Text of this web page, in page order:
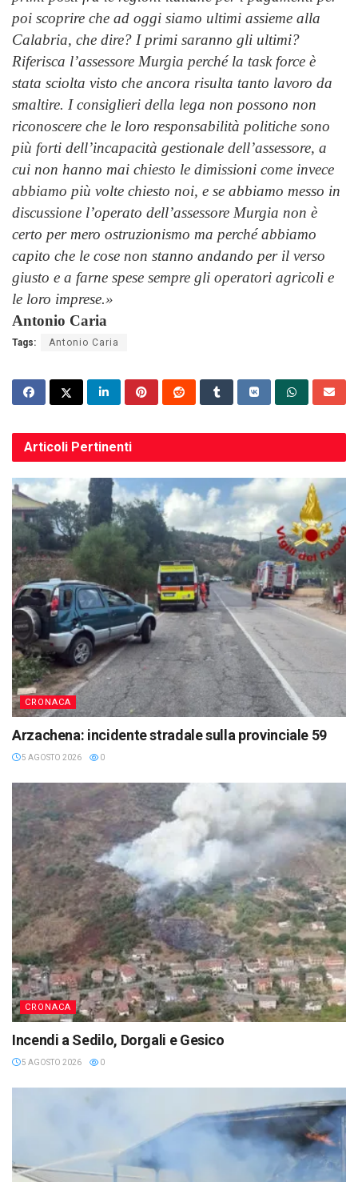
poi scoprire che ad oggi siamo ultimi assieme alla
Calabria, che dire? I primi saranno gli ultimi?
Riferisca l’assessore Murgia perché la task force è
stata sciolta visto che ancora risulta tanto lavoro da
smaltire. I consiglieri della lega non possono non
riconoscere che le loro responsabilità politiche sono
più forti dell’incapacità gestionale dell’assessore, a
cui non hanno mai chiesto le dimissioni come invece
abbiamo più volte chiesto noi, e se abbiamo messo in
discussione l’operato dell’assessore Murgia non è
certo per mero ostruzionismo ma perché abbiamo
capito che le cose non stanno andando per il verso
giusto e a farne spese sempre gli operatori agricoli e
le loro imprese.»
Antonio Caria
Tags: Antonio Caria
Articoli Pertinenti
CRONACA
Arzachena: incidente stradale sulla provinciale 59
5 AGOSTO 2026 0
CRONACA
Incendi a Sedilo, Dorgali e Gesico
5 AGOSTO 2026 0